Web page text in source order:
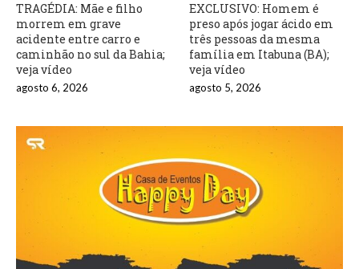
TRAGÉDIA: Mãe e filho
morrem em grave
acidente entre carro e
caminhão no sul da Bahia;
veja vídeo
agosto 6, 2026
EXCLUSIVO: Homem é
preso após jogar ácido em
três pessoas da mesma
família em Itabuna (BA);
veja vídeo
agosto 5, 2026